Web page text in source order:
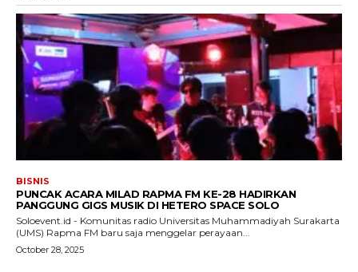
BISNIS
PUNCAK ACARA MILAD RAPMA FM KE-28 HADIRKAN
PANGGUNG GIGS MUSIK DI HETERO SPACE SOLO
Soloevent.id - Komunitas radio Universitas Muhammadiyah Surakarta
(UMS) Rapma FM baru saja menggelar perayaan...
October 28, 2025